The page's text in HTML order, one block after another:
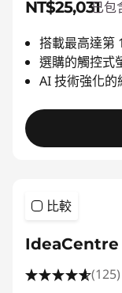
NT$25,031已包
搭載最高達第
選購的觸控式
AI 技術強化的
比較
(125)